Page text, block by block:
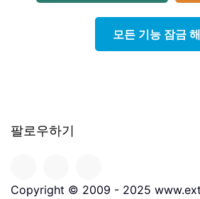
모든 기능 잠금
팔로우하기
Copyright © 2009 - 2025